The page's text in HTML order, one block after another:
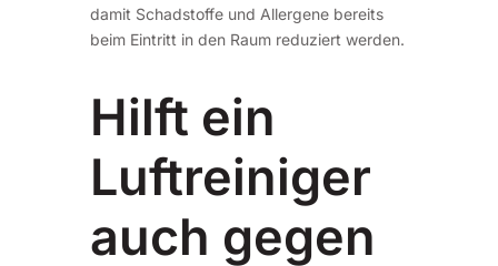
damit Schadstoffe und Allergene bereits
beim Eintritt in den Raum reduziert werden.
Hilft ein
Luftreiniger
auch gegen